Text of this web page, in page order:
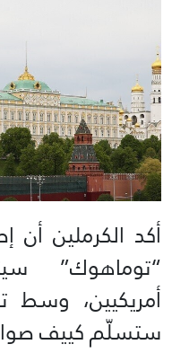
أكد الكرملين
“توماهوك”
أمريكيين، وسط
ستسلّم كييف